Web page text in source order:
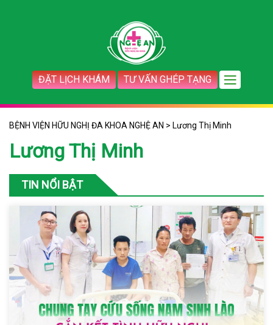
ĐẶT LỊCH KHÁM TƯ VẤN GHÉP TẠNG
BỆNH VIỆN HỮU NGHỊ ĐA KHOA NGHỆ AN > Lương Thị Minh
Lương Thị Minh
TIN NỔI BẬT